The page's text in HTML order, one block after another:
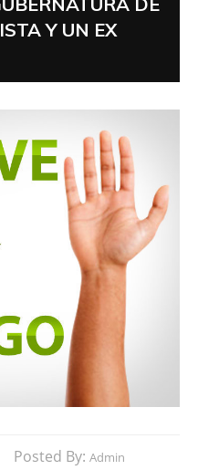
Y UN EX
Posted By: Admin